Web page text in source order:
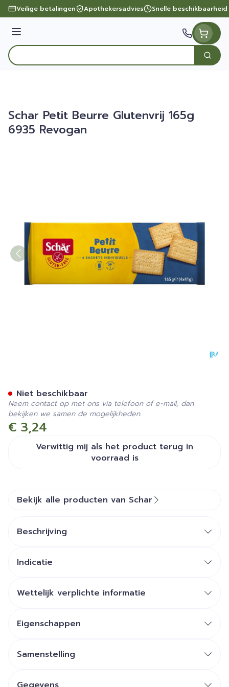
Ga naar de inhoud
Veilige betalingen Apothekersadvies Snelle beschikbaarheid
Menu
Product, merk, categorie...
Zoek
Schar Petit Beurre Glutenvrij 165g
6935 Revogan
€ 3,24
Verwittig mij als het product terug in
voorraad is
Niet beschikbaar
Neem contact op met ons via telefoon of e-mail, dan
bekijken we samen de mogelijkheden.
Bekijk alle producten van Schar
Beschrijving
Indicatie
Wettelijk verplichte informatie
Eigenschappen
Samenstelling